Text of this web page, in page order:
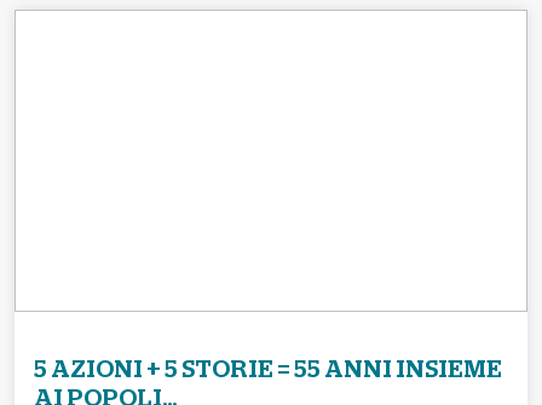
5 AZIONI + 5 STORIE = 55 ANNI INSIEME
AI POPOLI...